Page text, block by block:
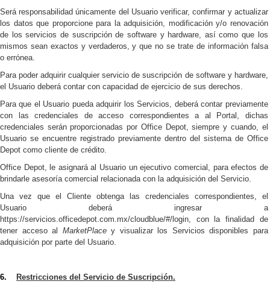
Será responsabilidad únicamente del Usuario verificar, confirmar y actualizar
los datos que proporcione para la adquisición, modificación y/o renovación
de los servicios de suscripción de software y hardware, así como que los
mismos sean exactos y verdaderos, y que no se trate de información falsa
o errónea.
Para poder adquirir cualquier servicio de suscripción de software y hardware,
el Usuario deberá contar con capacidad de ejercicio de sus derechos.
Para que el Usuario pueda adquirir los Servicios, deberá contar previamente
con las credenciales de acceso correspondientes a al Portal, dichas
credenciales serán proporcionadas por Office Depot, siempre y cuando, el
Usuario se encuentre registrado previamente dentro del sistema de Office
Depot como cliente de crédito.
Office Depot, le asignará al Usuario un ejecutivo comercial, para efectos de
brindarle asesoría comercial relacionada con la adquisición del Servicio.
Una vez que el Cliente obtenga las credenciales correspondientes, el
Usuario deberá ingresar a
https://servicios.officedepot.com.mx/cloudblue/#/login, con la finalidad de
tener acceso al MarketPlacey visualizar los Servicios disponibles para
adquisición por parte del Usuario.
6. Restricciones del Servicio de Suscripción.